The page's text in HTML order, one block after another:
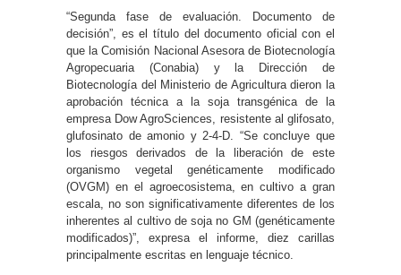
“Segunda fase de evaluación. Documento de
decisión”, es el título del documento oficial con el
que la Comisión Nacional Asesora de Biotecnología
Agropecuaria (Conabia) y la Dirección de
Biotecnología del Ministerio de Agricultura dieron la
aprobación técnica a la soja transgénica de la
empresa Dow AgroSciences, resistente al glifosato,
glufosinato de amonio y 2-4-D. “Se concluye que
los riesgos derivados de la liberación de este
organismo vegetal genéticamente modificado
(OVGM) en el agroecosistema, en cultivo a gran
escala, no son significativamente diferentes de los
inherentes al cultivo de soja no GM (genéticamente
modificados)”, expresa el informe, diez carillas
principalmente escritas en lenguaje técnico.